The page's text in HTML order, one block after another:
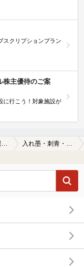
スクリプションプラン
株主優待のご案
に行こう！対象施設が